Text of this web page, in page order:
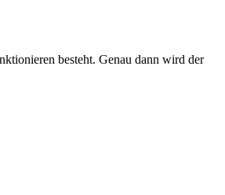
besteht. Genau dann wird der